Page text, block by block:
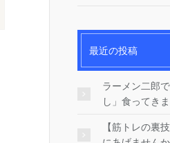
最近の投稿
ラーメン二郎
し」食ってきま
【筋トレの裏